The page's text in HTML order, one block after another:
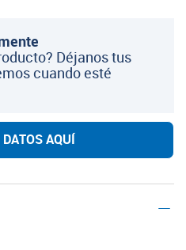
Déjanos tus
cuando esté
AQUÍ